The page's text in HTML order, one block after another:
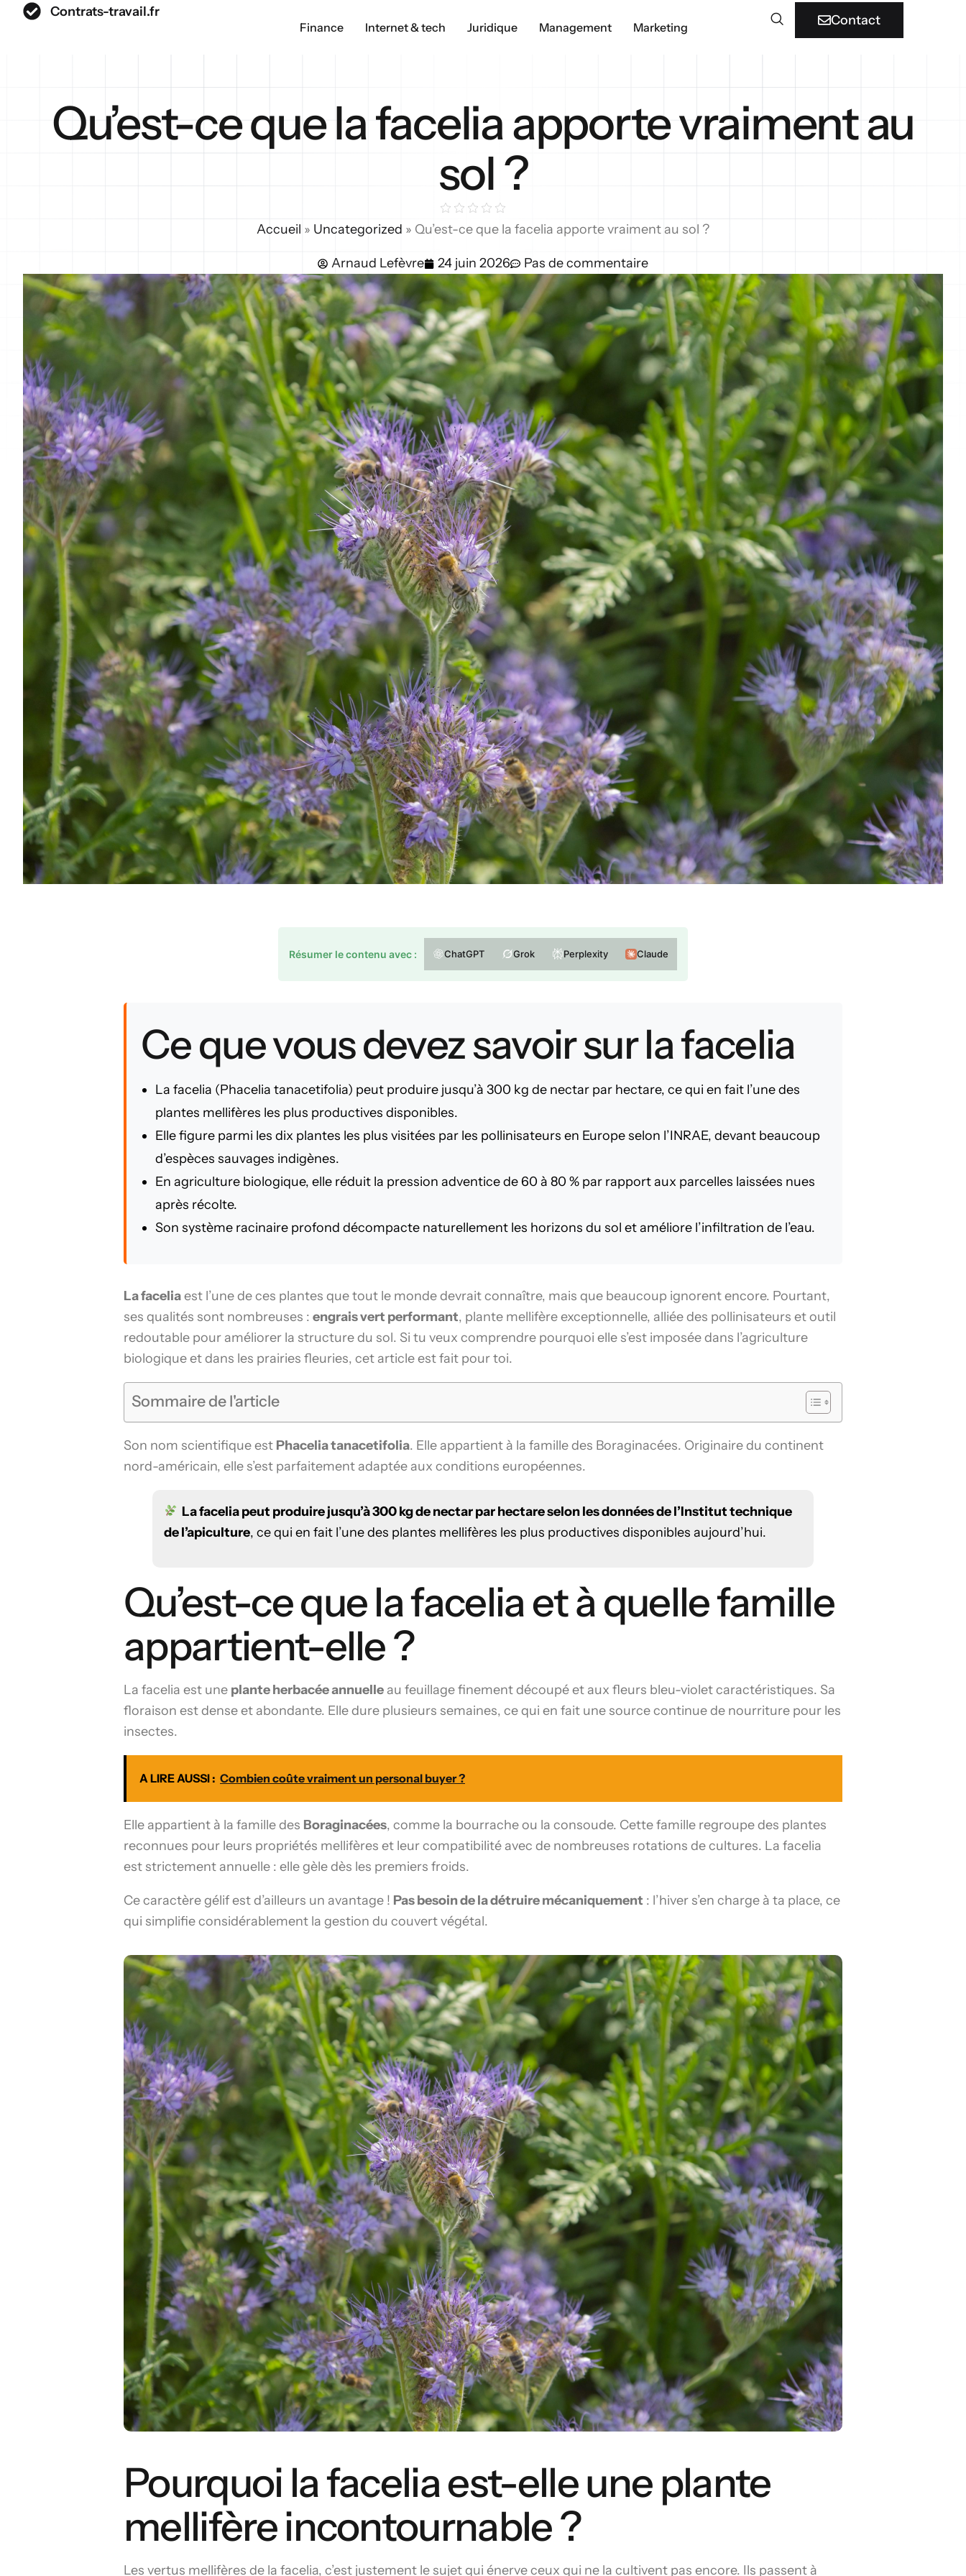
Contrats-travail.fr
Finance Internet & tech Juridique Management Marketing Contact
Qu’est-ce que la facelia apporte vraiment au
sol ?
Accueil » Uncategorized » Qu’est-ce que la facelia apporte vraiment au sol ?
Arnaud Lefèvre 24 juin 2026 Pas de commentaire
Résumer le contenu avec : ChatGPT Grok Perplexity Claude
Ce que vous devez savoir sur la facelia
La facelia (Phacelia tanacetifolia) peut produire jusqu’à 300 kg de nectar par hectare, ce qui en fait l’une des
plantes mellifères les plus productives disponibles.
Elle figure parmi les dix plantes les plus visitées par les pollinisateurs en Europe selon l’INRAE, devant beaucoup
d’espèces sauvages indigènes.
En agriculture biologique, elle réduit la pression adventice de 60 à 80 % par rapport aux parcelles laissées nues
après récolte.
Son système racinaire profond décompacte naturellement les horizons du sol et améliore l’infiltration de l’eau.
La faceliaest l’une de ces plantes que tout le monde devrait connaître, mais que beaucoup ignorent encore. Pourtant,
ses qualités sont nombreuses : engrais vert performant, plante mellifère exceptionnelle, alliée des pollinisateurs et outil
redoutable pour améliorer la structure du sol. Si tu veux comprendre pourquoi elle s’est imposée dans l’agriculture
biologique et dans les prairies fleuries, cet article est fait pour toi.
Sommaire de l'article
Son nom scientifique est Phacelia tanacetifolia. Elle appartient à la famille des Boraginacées. Originaire du continent
nord-américain, elle s’est parfaitement adaptée aux conditions européennes.
La facelia peut produire jusqu’à 300 kg de nectar par hectare selon les données de l’Institut technique
de l’apiculture, ce qui en fait l’une des plantes mellifères les plus productives disponibles aujourd’hui.
Qu’est-ce que la facelia et à quelle famille
appartient-elle ?
La facelia est une plante herbacée annuelle au feuillage finement découpé et aux fleurs bleu-violet caractéristiques. Sa
floraison est dense et abondante. Elle dure plusieurs semaines, ce qui en fait une source continue de nourriture pour les
insectes.
A LIRE AUSSI : Combien coûte vraiment un personal buyer ?
Elle appartient à la famille des Boraginacées, comme la bourrache ou la consoude. Cette famille regroupe des plantes
reconnues pour leurs propriétés mellifères et leur compatibilité avec de nombreuses rotations de cultures. La facelia
est strictement annuelle : elle gèle dès les premiers froids.
Ce caractère gélif est d’ailleurs un avantage ! Pas besoin de la détruire mécaniquement : l’hiver s’en charge à ta place, ce
qui simplifie considérablement la gestion du couvert végétal.
Pourquoi la facelia est-elle une plante
mellifère incontournable ?
Les vertus mellifères de la facelia, c’est justement le sujet qui énerve ceux qui ne la cultivent pas encore. Ils passent à